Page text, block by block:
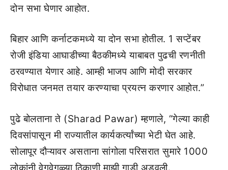
दोन सभा घेणार आहोत.
बिहार आणि कर्नाटकमध्ये या दोन सभा होतील. 1 सप्टेंबर
रोजी इंडिया आघाडीच्या बैठकीमध्ये याबाबत पुढची रणनीती
ठरवण्यात येणार आहे. आम्ही भाजप आणि मोदी सरकार
विरोधात जनमत तयार करण्याचा प्रयत्न करणार आहोत.”
पुढे बोलताना ते (Sharad Pawar) म्हणाले, “गेल्या काही
दिवसांपासून मी राज्यातील कार्यकर्त्यांच्या भेटी घेत आहे.
सोलापूर दौऱ्यावर असताना सांगोला परिसरात सुमारे 1000
लोकांनी वेगवेगळ्या ठिकाणी माझी गाडी अडवली.